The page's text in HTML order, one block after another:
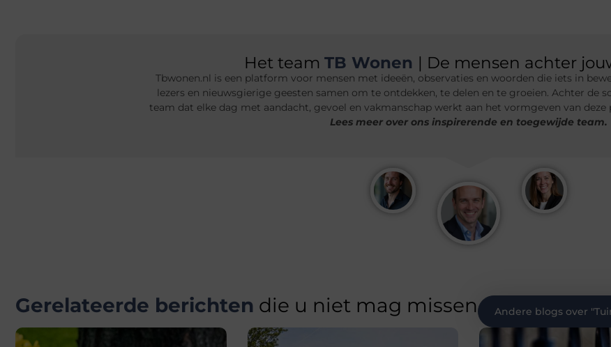
Het team TB Wonen | De mensen achter
Tbwonen.nl is een platform voor mensen met ideeën, observaties en woorden die iets in
lezers en nieuwsgierige geesten samen om te ontdekken, te delen en te groeien. Achter de
team dat elke dag met aandacht, gevoel en vakmanschap werkt aan het vormgeven van
Lees meer over ons inspirerende en toegewijde team.
Gerelateerde berichten die u niet mag missen Andere blogs over "